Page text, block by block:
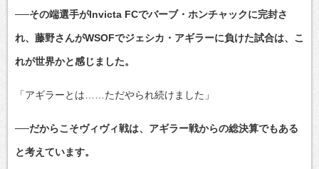
──その端選手がInvicta FCでバーブ・ホンチャックに完封さ
れ、藤野さんがWSOFでジェシカ・アギラーに負けた試合は、こ
れが世界かと感じました。
「アギラーとは……ただやられ続けました」
──だからこそヴィヴィ戦は、アギラー戦からの総決算でもある
と考えています。